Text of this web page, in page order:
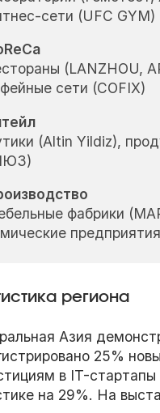
сети (UFC GYM)
(LANZHOU,
сети (COFIX)
(Altin Yildiz),
фабрики
предприятия
региона
Азия
25%
в IT-
на 29%. На